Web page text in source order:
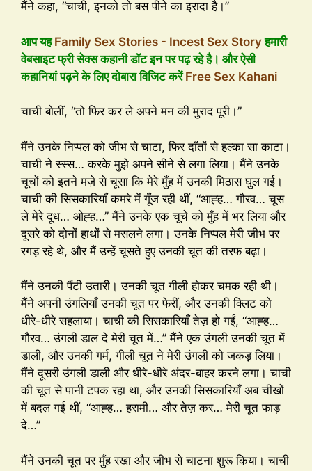
मैंने कहा, “चाची, इनको तो बस पीने का इरादा है।”
आप यहFamily Sex Stories - Incest Sex Storyहमारी
वेबसाइट फ्री सेक्स कहानी डॉट इन पर पढ़ रहे है। और ऐसी
कहानियां पढ़ने के लिए दोबारा विजिट करेंFree Sex Kahani
चाची बोलीं, “तो फिर कर ले अपने मन की मुराद पूरी।”
मैंने उनके निप्पल को जीभ से चाटा, फिर दाँतों से हल्का सा काटा।
चाची ने स्स्स… करके मुझे अपने सीने से लगा लिया। मैंने उनके
चूचों को इतने मज़े से चूसा कि मेरे मुँह में उनकी मिठास घुल गई।
चाची की सिसकारियाँ कमरे में गूँज रही थीं, “आह्ह… गौरव… चूस
ले मेरे दूध… ओह्ह…” मैंने उनके एक चूचे को मुँह में भर लिया और
दूसरे को दोनों हाथों से मसलने लगा। उनके निप्पल मेरी जीभ पर
रगड़ रहे थे, और मैं उन्हें चूसते हुए उनकी चूत की तरफ बढ़ा।
मैंने उनकी पैंटी उतारी। उनकी चूत गीली होकर चमक रही थी।
मैंने अपनी उंगलियाँ उनकी चूत पर फेरीं, और उनकी क्लिट को
धीरे-धीरे सहलाया। चाची की सिसकारियाँ तेज़ हो गईं, “आह्ह…
गौरव… उंगली डाल दे मेरी चूत में…” मैंने एक उंगली उनकी चूत में
डाली, और उनकी गर्म, गीली चूत ने मेरी उंगली को जकड़ लिया।
मैंने दूसरी उंगली डाली और धीरे-धीरे अंदर-बाहर करने लगा। चाची
की चूत से पानी टपक रहा था, और उनकी सिसकारियाँ अब चीखों
में बदल गई थीं, “आह्ह… हरामी… और तेज़ कर… मेरी चूत फाड़
दे…”
मैंने उनकी चूत पर मुँह रखा और जीभ से चाटना शुरू किया। चाची